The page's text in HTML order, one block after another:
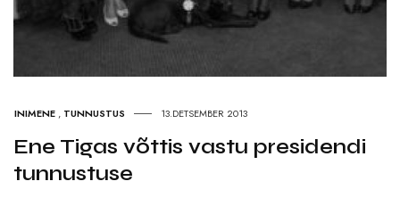
INIMENE , TUNNUSTUS 13.DETSEMBER 2013
Ene Tigas võttis vastu presidendi
tunnustuse